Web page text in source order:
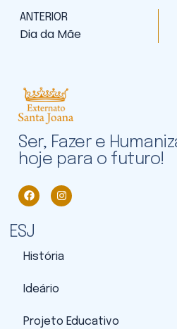
ANTERIOR
Dia da Mãe
Ser, Fazer e
hoje para o futuro!
ESJ
História
Ideário
Projeto Educativo